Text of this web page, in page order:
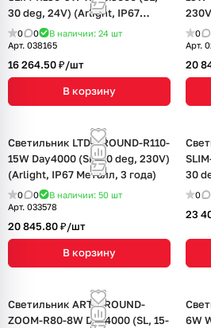
30 deg, 24V) (Arlight, IP67
Металл, 3 года)
0 0 В наличии: 24 шт
Арт. 038165
16 264.50 ₽/шт
В корзину
0
Арт.
20
Светильник LTD-GROUND-R110-
15W Day4000 (SL, 20 deg, 230V)
(Arlight, IP67 Металл, 3 года)
0 0 В наличии: 50 шт
Арт. 033578
20 845.80 ₽/шт
В корзину
30
0
23
Светильник ART-GROUND-
ZOOM-R80-8W Day4000 (SL, 15-
6W